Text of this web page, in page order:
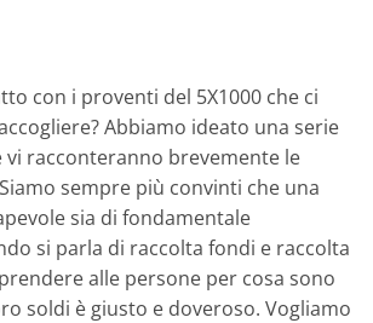
con i proventi del 5X1000 che ci
Abbiamo ideato una serie
vi racconteranno brevemente le
sempre più convinti che una
sia di fondamentale
si parla di raccolta fondi e raccolta
alle persone per cosa sono
soldi è giusto e doveroso. Vogliamo